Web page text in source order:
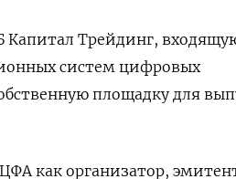
Трейдинг,
систем цифровых
площадку для
как организатор,